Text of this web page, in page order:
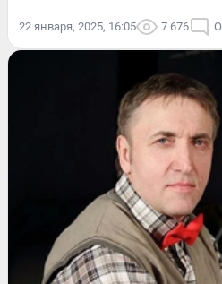
22 января, 2025, 16:05 7 676